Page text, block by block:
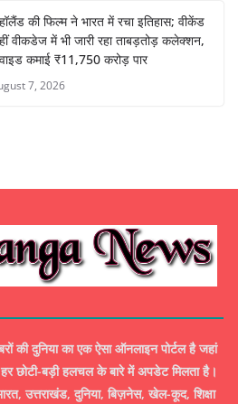
की फिल्म ने भारत में रचा इतिहास; वीकेंड
वीकडेज में भी जारी रहा ताबड़तोड़ कलेक्शन,
कमाई ₹11,750 करोड़ पार
7, 2026
दुनिया का एक ऐसा ऑनलाइन पोर्टल है जहां
छोटी-बड़ी हलचल के बारे में अपडेट मिलता है।
उत्तराखंड, दुनिया, बिज़नेस, खेल-कूद, शिक्षा